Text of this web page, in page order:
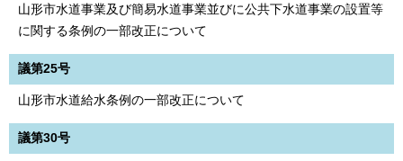
山形市水道事業及び簡易水道事業並びに公共下水道事業の設置等
に関する条例の一部改正について
議第25号
山形市水道給水条例の一部改正について
議第30号